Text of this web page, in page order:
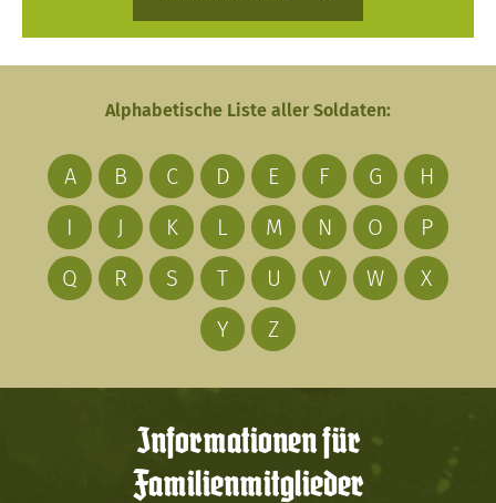
Alphabetische Liste aller Soldaten:
A B C D E F G
H
I
J K L M N O
P
Q
R S T U V W
X
Y
Z
Informationen für
Familienmitglieder